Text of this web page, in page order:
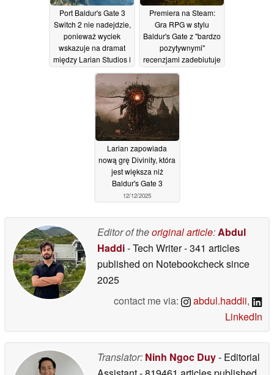
Port Baldur's Gate 3
Switch 2 nie nadejdzie,
ponieważ wyciek
wskazuje na dramat
między Larian Studios i
10/01/2026
Premiera na Steam:
Gra RPG w stylu
Baldur's Gate z "bardzo
pozytywnymi"
recenzjami zadebiutuje
premierową zniżką
17/12/2025
Larian zapowiada
nową grę Divinity, która
jest większa niż
Baldur's Gate 3
12/12/2025
Editor of theoriginal article:Abdul
Haddi- Tech Writer- 341 articles
published on Notebookchecksince
2025
contact me via:
abdul.haddii,
LinkedIn
Translator: Ninh Ngoc Duy- Editorial